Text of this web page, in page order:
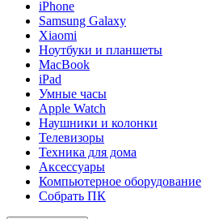
iPhone
Samsung Galaxy
Xiaomi
Ноутбуки и планшеты
MacBook
iPad
Умные часы
Apple Watch
Наушники и колонки
Телевизоры
Техника для дома
Аксессуары
Компьютерное оборудование
Собрать ПК